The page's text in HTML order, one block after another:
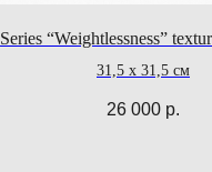
Series “Weightlessness”
31,5 x 31,5 см
26 000 р.